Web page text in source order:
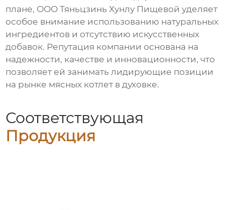
плане, ООО Тяньцзинь Хунлу Пищевой уделяет
особое внимание использованию натуральных
ингредиентов и отсутствию искусственных
добавок. Репутация компании основана на
надежности, качестве и инновационности, что
позволяет ей занимать лидирующие позиции
на рынке мясных котлет в духовке.
Соответствующая
Продукция